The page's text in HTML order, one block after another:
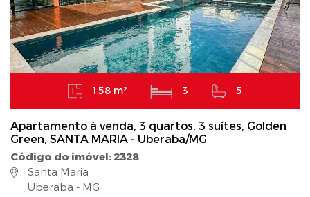
158 m² 3 5
Apartamento à venda, 3 quartos, 3 suítes, Golden
Green, SANTA MARIA - Uberaba/MG
Código do imóvel: 2328
Santa Maria
Uberaba - MG